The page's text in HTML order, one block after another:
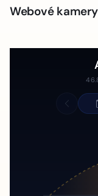
Webové